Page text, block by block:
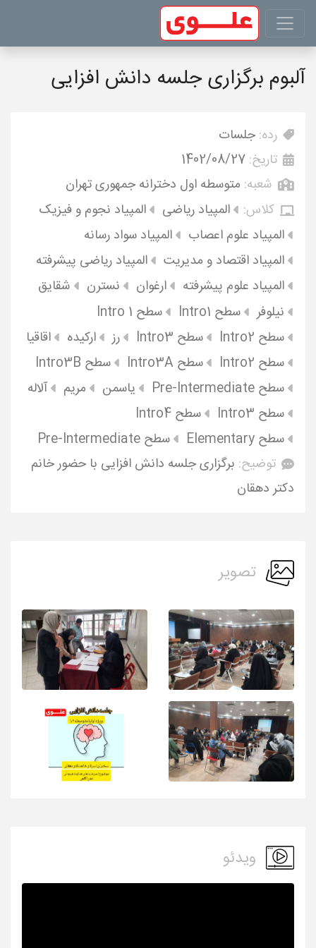
آلبوم برگزاری جلسه دانش افزایی
رده: جلسات
تاریخ: 1402/08/27
شعبه: متوسطه اول دخترانه جمهوری تهران
کلاس:
المپیاد ریاضی
المپیاد نجوم و فیزیک
المپیاد علوم اعصاب
المپیاد سواد رسانه
المپیاد اقتصاد و مدیریت
المپیاد ریاضی پیشرفته
المپیاد علوم پیشرفته
ارغوان نسترن
شقایق
نیلوفر
سطح Intro1
سطح Intro 1
سطح Intro2
سطح Intro3 رز ارکیده
اقاقیا
سطح Intro2
سطح Intro3A
سطح Intro3B
سطح Pre-Intermediate
یاسمن مریم
آلاله
سطح Intro3
سطح Intro4
سطح Elementary
سطح Pre-Intermediate
توضیح: برگزاری جلسه دانش افزایی با حضور خانم
دکتر دهقان
تصویر
ویدئو